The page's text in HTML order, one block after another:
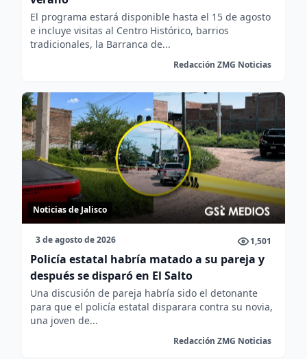
El programa estará disponible hasta el 15 de agosto
e incluye visitas al Centro Histórico, barrios
tradicionales, la Barranca de...
Redacción ZMG Noticias
Noticias de Jalisco
3 de agosto de 2026 1,501
Policía estatal habría matado a su pareja y
después se disparó en El Salto
Una discusión de pareja habría sido el detonante
para que el policía estatal disparara contra su novia,
una joven de...
Redacción ZMG Noticias